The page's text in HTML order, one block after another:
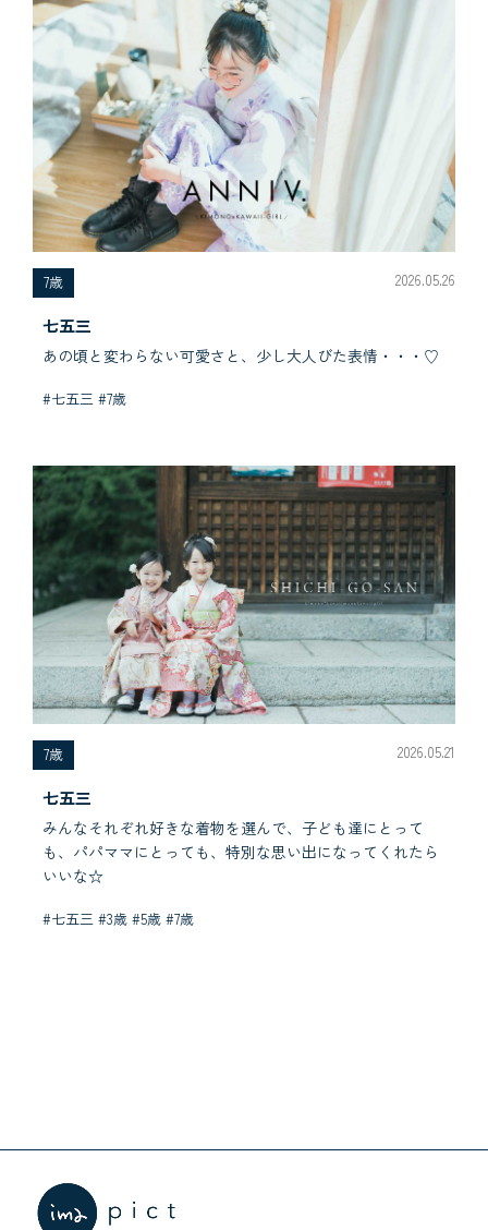
7歳 2026.05.26
七五三
あの頃と変わらない可愛さと、少し大人びた表情・・・♡
#七五三 #7歳
7歳 2026.05.21
七五三
みんなそれぞれ好きな着物を選んで、子ども達にとって
も、パパママにとっても、特別な思い出になってくれたら
いいな☆
#七五三 #3歳 #5歳 #7歳